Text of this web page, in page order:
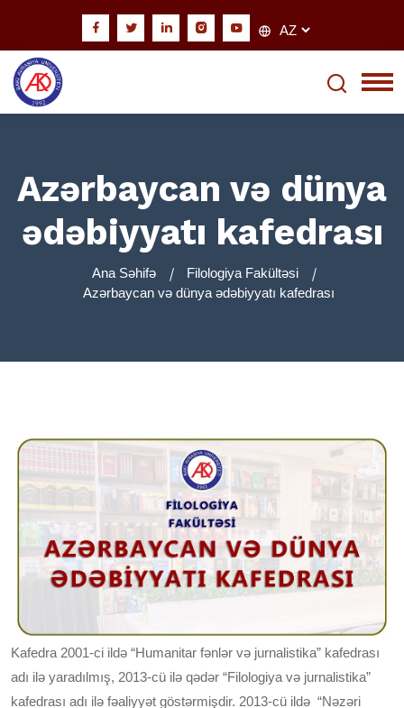
Azərbaycan və dünya
ədəbiyyatı kafedrası
Ana Səhifə
Filologiya Fakültəsi
Azərbaycan və dünya ədəbiyyatı kafedrası
Kafedra 2001-ci ildə “Humanitar fənlər və jurnalistika” kafedrası
adı ilə yaradılmış, 2013-cü ilə qədər “Filologiya və jurnalistika”
kafedrası adı ilə fəaliyyət göstərmişdir. 2013-cü ildə “Nəzəri